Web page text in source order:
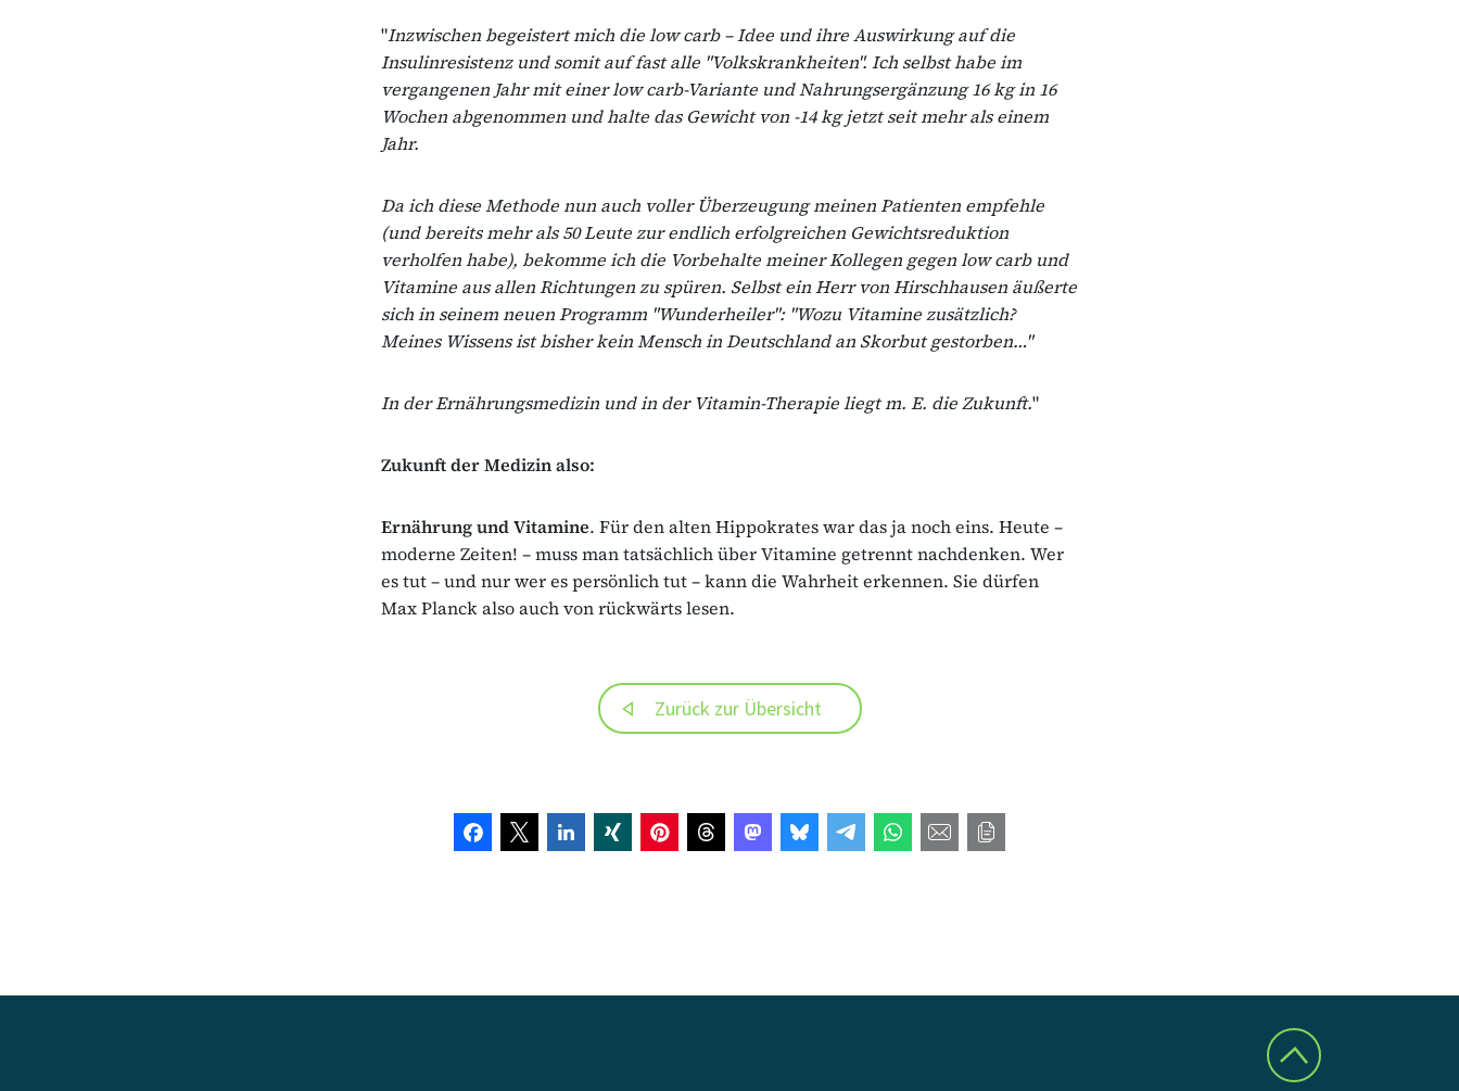
"Inzwischen begeistert mich die low carb – Idee und ihre Auswirkung auf die
Insulinresistenz und somit auf fast alle "Volkskrankheiten". Ich selbst habe im
vergangenen Jahr mit einer low carb-Variante und Nahrungsergänzung 16 kg in 16
Wochen abgenommen und halte das Gewicht von -14 kg jetzt seit mehr als einem
Jahr.
Da ich diese Methode nun auch voller Überzeugung meinen Patienten empfehle
(und bereits mehr als 50 Leute zur endlich erfolgreichen Gewichtsreduktion
verholfen habe), bekomme ich die Vorbehalte meiner Kollegen gegen low carb und
Vitamine aus allen Richtungen zu spüren. Selbst ein Herr von Hirschhausen äußerte
sich in seinem neuen Programm "Wunderheiler": "Wozu Vitamine zusätzlich?
Meines Wissens ist bisher kein Mensch in Deutschland an Skorbut gestorben…"
In der Ernährungsmedizin und in der Vitamin-Therapie liegt m. E. die Zukunft."
Zukunft der Medizin also:
Ernährung und Vitamine. Für den alten Hippokrates war das ja noch eins. Heute –
moderne Zeiten! – muss man tatsächlich über Vitamine getrennt nachdenken. Wer
es tut – und nur wer es persönlich tut – kann die Wahrheit erkennen. Sie dürfen
Max Planck also auch von rückwärts lesen.
Zurück zur Übersicht